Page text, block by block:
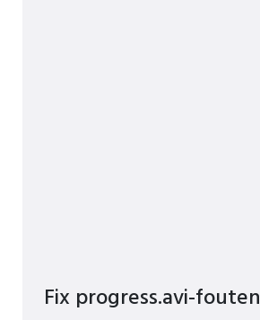
Fix progress.avi-fouten